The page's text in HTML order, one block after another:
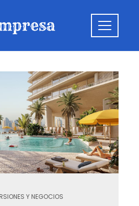
Y NEGOCIOS